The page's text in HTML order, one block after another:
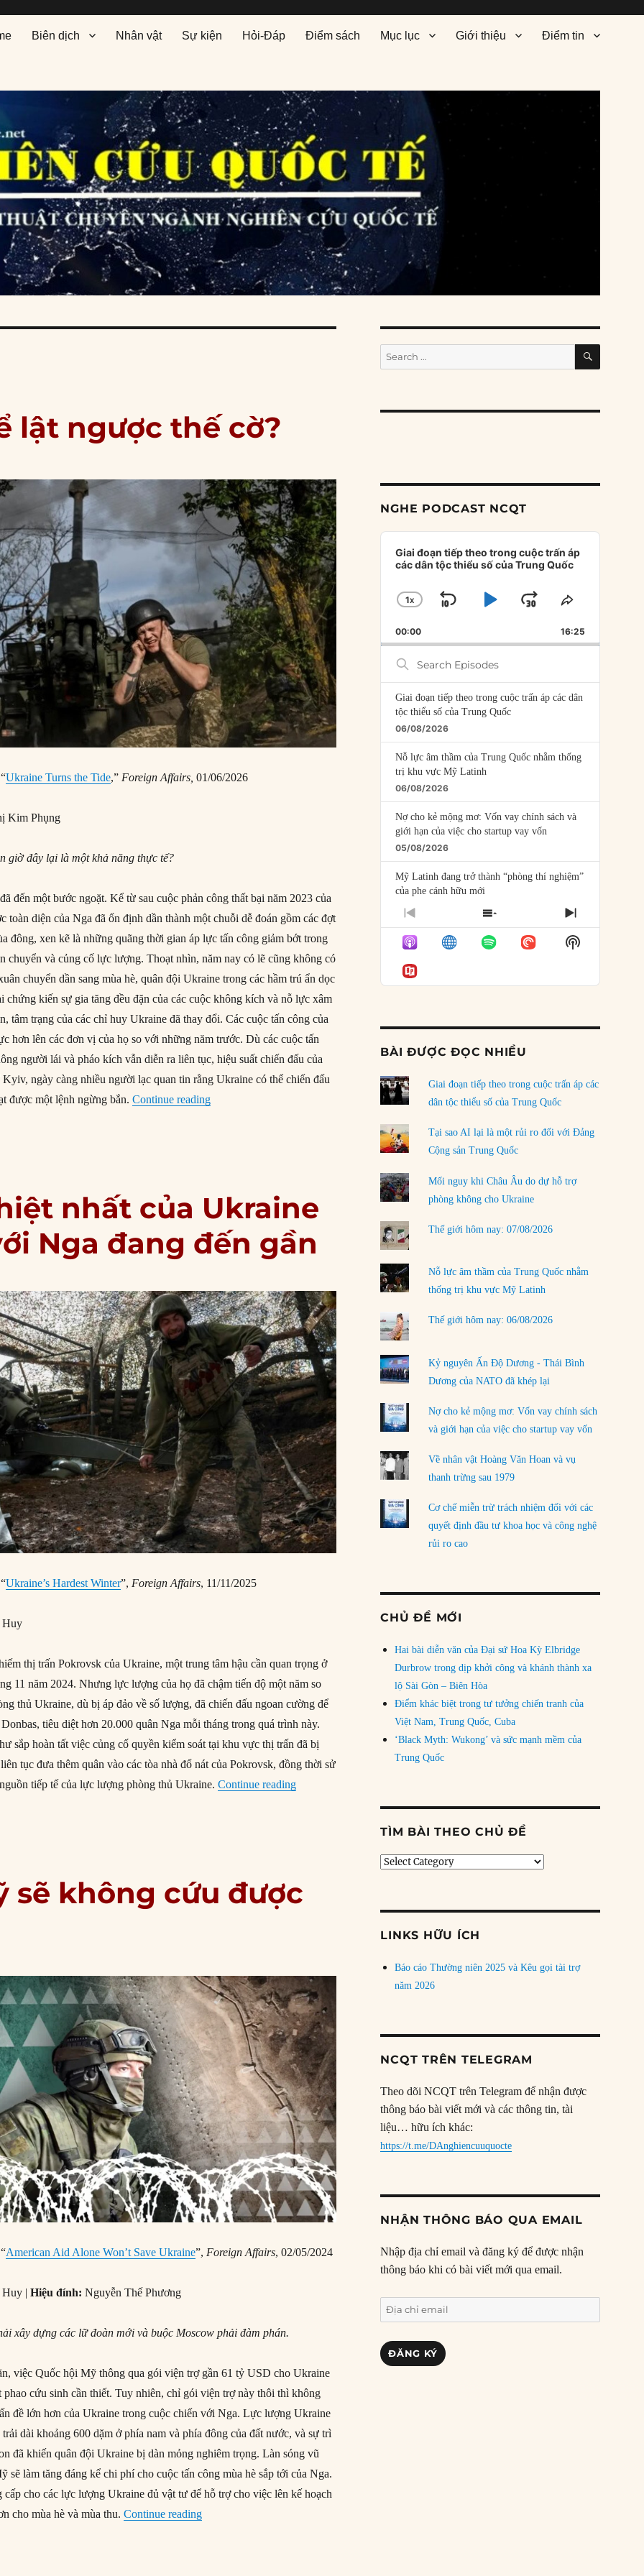
Biên dịch Nhân vật Sự kiện Hỏi-Đáp Điểm sách Mục lục Giới thiệu Điểm tin
lật ngược thế cờ?
Ukraine Turns the Tide,” Foreign Affairs ,01/06/2026
Kim Phụng
giờ đây lại là một khả năng thực tế?
đến một bước ngoặt. Kể từ sau cuộc phản công thất bại năm 2023 của
toàn diện của Nga đã ổn định dần thành một chuỗi dễ đoán gồm các đợt
đông, xen kẽ là những quãng thời gian áp lực tấn công giảm bớt trong
chuyển và củng cố lực lượng. Thoạt nhìn, năm nay có lẽ cũng không có
chuyển dần sang mùa hè, quân đội Ukraine trong các hầm trú ẩn dọc
chứng kiến sự gia tăng đều đặn của các cuộc không kích và nỗ lực xâm
tâm trạng của các chỉ huy Ukraine đã thay đổi. Các cuộc tấn công của
hơn lên các đơn vị của họ so với những năm trước. Dù các cuộc tấn
người lái và pháo kích vẫn diễn ra liên tục, hiệu suất chiến đấu của
ngày càng nhiều người lạc quan tin rằng Ukraine có thể chiến đấu
được một lệnh ngừng bắn.Continue reading“Liệu Ukraine có thể lật ngược thế cờ?”
nhất của Ukraine
Nga đang đến gần
“Ukraine’s Hardest Winter”, Foreign Affairs, 11/11/2025
Huy
thị trấn Pokrovsk của Ukraine, một trung tâm hậu cần quan trọng ở
11 năm 2024. Nhưng lực lượng của họ đã chậm tiến độ một năm so
thủ Ukraine, dù bị áp đảo về số lượng, đã chiến đấu ngoan cường để
tiêu diệt hơn 20.000 quân Nga mỗi tháng trong quá trình này.
sắp hoàn tất việc củng cố quyền kiểm soát tại khu vực thị trấn đã bị
tục đưa thêm quân vào các tòa nhà đổ nát của Pokrovsk, đồng thời sử
tiếp tế của lực lượng phòng thủ Ukraine.Continue reading“Giai đoạn khắc nghiệt nhất của Ukraine trong cuộc chiến với Nga đang
sẽ không cứu được
American Aid Alone Won’t Save Ukraine”, Foreign Affairs, 02/05/2024
Huy |Hiệu đính: Nguyễn Thế Phương
xây dựng các lữ đoàn mới và buộc Moscow phải đàm phán.
việc Quốc hội Mỹ thông qua gói viện trợ gần 61 tỷ USD cho Ukraine
cứu sinh cần thiết. Tuy nhiên, chỉ gói viện trợ này thôi thì không
đề lớn hơn của Ukraine trong cuộc chiến với Nga. Lực lượng Ukraine
dài khoảng 600 dặm ở phía nam và phía đông của đất nước, và sự trì
đã khiến quân đội Ukraine bị dàn mỏng nghiêm trọng. Làn sóng vũ
sẽ làm tăng đáng kể chi phí cho cuộc tấn công mùa hè sắp tới của Nga.
cho các lực lượng Ukraine đủ vật tư để hỗ trợ cho việc lên kế hoạch
cho mùa hè và mùa thu.Continue reading“Chỉ viện trợ của Mỹ sẽ không cứu được Ukraine”
Search
for:
SEARCH
NGHE PODCAST NCQT
Audio
Player
Giai đoạn tiếp theo trong cuộc trấn áp
các dân tộc thiểu số của Trung Quốc
CHANGE
RATE
1X
SKIP
BACKWARD
PLAYJUMP
FORWARD
SHARE
EPISODE
00:00 16:25
Search
Episodes
Giai đoạn tiếp theo trong cuộc trấn áp các dân
tộc thiểu số của Trung Quốc
06/08/2026
Nỗ lực âm thầm của Trung Quốc nhằm thống
trị khu vực Mỹ Latinh
06/08/2026
Nợ cho kẻ mộng mơ: Vốn vay chính sách và
giới hạn của việc cho startup vay vốn
05/08/2026
Mỹ Latinh đang trở thành “phòng thí nghiệm”
của phe cánh hữu mới
04/08/2026
Tại sao Trung Quốc phủ nhận cuộc gặp với
Ngoại trưởng Nhật Bản?
04/08/2026
03/08/2026
Đặt cược vào thất bại: Các quỹ đầu tư mạo
rủi ro
02/08/2026
Làm thế nào để kết thúc Chiến tranh Iran?
01/08/2026
Chiến lược kế tiếp của Bắc Kinh ở Biển Đông
31/07/2026
Trật tự thế giới mới: Các nước nhỏ sẽ luôn
phải chịu đựng?
30/07/2026
LOAD MORE
PREVIOUS
EPISODE
SHOW
EPISODES
LIST
NEXT
EPISODE
Show
Podcast
BÀI ĐƯỢC ĐỌC NHIỀU
Giai đoạn tiếp theo trong cuộc trấn áp các
dân tộc thiểu số của Trung Quốc
Tại sao AI lại là một rủi ro đối với Đảng
Cộng sản Trung Quốc
Mối nguy khi Châu Âu do dự hỗ trợ
phòng không cho Ukraine
Thế giới hôm nay: 07/08/2026
Nỗ lực âm thầm của Trung Quốc nhằm
thống trị khu vực Mỹ Latinh
Thế giới hôm nay: 06/08/2026
Kỷ nguyên Ấn Độ Dương - Thái Bình
Dương của NATO đã khép lại
Nợ cho kẻ mộng mơ: Vốn vay chính sách
và giới hạn của việc cho startup vay vốn
Về nhân vật Hoàng Văn Hoan và vụ
thanh trừng sau 1979
Cơ chế miễn trừ trách nhiệm đối với các
quyết định đầu tư khoa học và công nghệ
rủi ro cao
CHỦ ĐỀ MỚI
Hai bài diễn văn của Đại sứ Hoa Kỳ Elbridge
Durbrow trong dịp khởi công và khánh thành xa
lộ Sài Gòn – Biên Hòa
Điểm khác biệt trong tư tưởng chiến tranh của
Việt Nam, Trung Quốc, Cuba
‘Black Myth: Wukong’ và sức mạnh mềm của
Trung Quốc
TÌM BÀI THEO CHỦ ĐỀ
Tìm
LINKS HỮU ÍCH
Báo cáo Thường niên 2025 và Kêu gọi tài trợ
năm 2026
NCQT TRÊN TELEGRAM
Theo dõi NCQT trên Telegram để nhận được
thông báo bài viết mới và các thông tin, tài
liệu… hữu ích khác:
https://t.me/DAnghiencuuquocte
NHẬN THÔNG BÁO QUA EMAIL
Nhập địa chỉ email và đăng ký để được nhận
thông báo khi có bài viết mới qua email.
Địa
chỉ
email
ĐĂNG KÝ